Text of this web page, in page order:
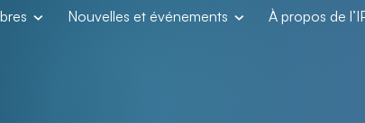
Nouvelles et événements À propos de